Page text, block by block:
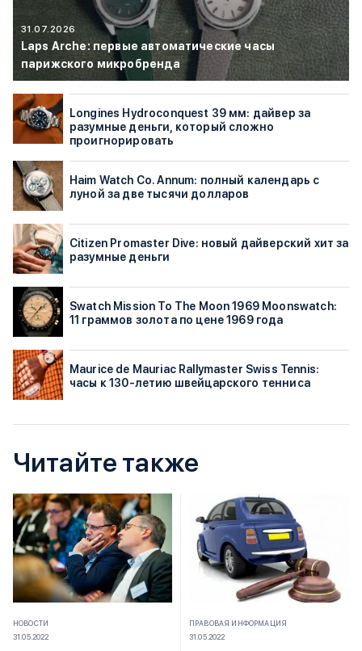
31.07.2026
Laps Arche: первые автоматические часы
парижского микробренда
Longines Hydroconquest 39 мм: дайвер за
разумные деньги, который сложно
проигнорировать
Haim Watch Co. Annum: полный календарь с
луной за две тысячи долларов
Citizen Promaster Dive: новый дайверский хит за
разумные деньги
Swatch Mission To The Moon 1969 Moonswatch:
11 граммов золота по цене 1969 года
Maurice de Mauriac Rallymaster Swiss Tennis:
часы к 130-летию швейцарского тенниса
Читайте также
НОВОСТИ
31.05.2022
ПРАВОВАЯ ИНФОРМАЦИЯ
31.05.2022